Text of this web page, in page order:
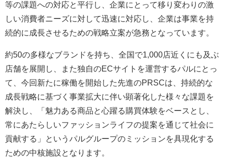
等の課題への対応と平行し、企業にとって移り変わりの激
しい消費者ニーズに対して迅速に対応し、企業は事業を持
続的に成長させるための戦略立案が急務となっています。
約50の多様なブランドを持ち、全国で1,000店近くにも及ぶ
店舗を展開し、また独自のECサイトを運営するパルにとっ
て、今回新たに稼働を開始した先進のPRSCは、持続的な
成長戦略に基づく事業拡大に伴い顕著化した様々な課題を
解決し、「魅力ある商品と心躍る購買体験をベースとし、
常にあたらしいファッションライフの提案を通じて社会に
貢献する」というパルグループのミッションを具現化する
ための中核施設となります。